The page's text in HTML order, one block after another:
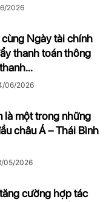
2026
Ngày tài chính
thanh toán thông
06/2026
là một trong những
châu Á – Thái Bình
05/2026
cường hợp tác